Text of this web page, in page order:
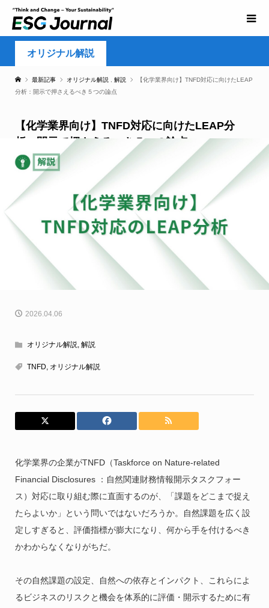
オリジナル解説
最新記事 オリジナル解説 解説
【化学業界向け】TNFD対応に向けたLEAP
分析：開示で押さえるべき５つの論点
【化学業界向け】TNFD対応に向けたLEAP分
析：開示で押さえるべき５つの論点
2026.04.06
オリジナル解説, 解説
TNFD, オリジナル解説
化学業界の企業がTNFD（Taskforce on Nature-related
Financial Disclosures ：自然関連財務情報開示タスクフォー
ス）対応に取り組む際に直面するのが、「課題をどこまで捉え
たらよいか」という問いではないだろうか。自然課題を広く設
定しすぎると、評価指標が膨大になり、何から手を付けるべき
かわからなくなりがちだ。
その自然課題の設定、自然への依存とインパクト、これらによ
るビジネスのリスクと機会を体系的に評価・開示するために有